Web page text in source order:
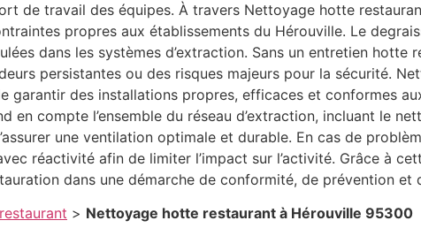
de travail des équipes. À travers Nettoyage hotte
propres aux établissements du Hérouville. Le
dans les systèmes d’extraction. Sans un entretien
persistantes ou des risques majeurs pour la sécurité.
garantir des installations propres, efficaces et conformes
en compte l’ensemble du réseau d’extraction, incluant le
une ventilation optimale et durable. En cas de
réactivité afin de limiter l’impact sur l’activité. Grâce à
dans une démarche de conformité, de prévention
> Nettoyage hotte restaurant à Hérouville 95300